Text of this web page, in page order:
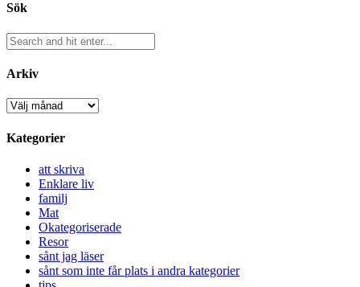
Sök
Arkiv
Arkiv
Kategorier
att skriva
Enklare liv
familj
Mat
Okategoriserade
Resor
sånt jag läser
sånt som inte får plats i andra kategorier